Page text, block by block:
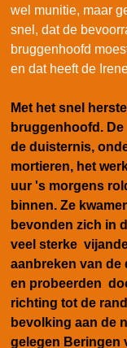
wel munitie, maar
snel, dat de
bruggenhoofd
en dat heeft de
Met het snel
bruggenhoofd.
de duisternis,
mortieren, het
uur 's morgens
binnen. Ze
bevonden zich in
veel sterke
aanbreken van
en probeerden
richting tot de
bevolking aan de
gelegen Beringen